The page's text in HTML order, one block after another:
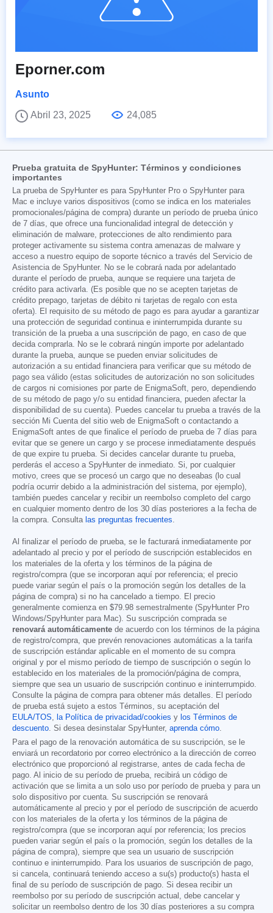
Eporner.com
Asunto
Abril 23, 2025
24,085
Prueba gratuita de SpyHunter: Términos y condiciones
importantes
La prueba de SpyHunter es para SpyHunter Pro o SpyHunter para
Mac e incluye varios dispositivos (como se indica en los materiales
promocionales/página de compra) durante un período de prueba único
de 7 días, que ofrece una funcionalidad integral de detección y
eliminación de malware, protecciones de alto rendimiento para
proteger activamente su sistema contra amenazas de malware y
acceso a nuestro equipo de soporte técnico a través del Servicio de
Asistencia de SpyHunter. No se le cobrará nada por adelantado
durante el período de prueba, aunque se requiere una tarjeta de
crédito para activarla. (Es posible que no se acepten tarjetas de
crédito prepago, tarjetas de débito ni tarjetas de regalo con esta
oferta). El requisito de su método de pago es para ayudar a garantizar
una protección de seguridad continua e ininterrumpida durante su
transición de la prueba a una suscripción de pago, en caso de que
decida comprarla. No se le cobrará ningún importe por adelantado
durante la prueba, aunque se pueden enviar solicitudes de
autorización a su entidad financiera para verificar que su método de
pago sea válido (estas solicitudes de autorización no son solicitudes
de cargos ni comisiones por parte de EnigmaSoft, pero, dependiendo
de su método de pago y/o su entidad financiera, pueden afectar la
disponibilidad de su cuenta). Puedes cancelar tu prueba a través de la
sección Mi Cuenta del sitio web de EnigmaSoft o contactando a
EnigmaSoft antes de que finalice el período de prueba de 7 días para
evitar que se genere un cargo y se procese inmediatamente después
de que expire tu prueba. Si decides cancelar durante tu prueba,
perderás el acceso a SpyHunter de inmediato. Si, por cualquier
motivo, crees que se procesó un cargo que no deseabas (lo cual
podría ocurrir debido a la administración del sistema, por ejemplo),
también puedes cancelar y recibir un reembolso completo del cargo
en cualquier momento dentro de los 30 días posteriores a la fecha de
la compra. Consulta las preguntas frecuentes.
Al finalizar el período de prueba, se le facturará inmediatamente por
adelantado al precio y por el período de suscripción establecidos en
los materiales de la oferta y los términos de la página de
registro/compra (que se incorporan aquí por referencia; el precio
puede variar según el país o la promoción según los detalles de la
página de compra) si no ha cancelado a tiempo. El precio
generalmente comienza en $79.98 semestralmente (SpyHunter Pro
Windows/SpyHunter para Mac). Su suscripción comprada se
renovará automáticamente de acuerdo con los términos de la página
de registro/compra, que prevén renovaciones automáticas a la tarifa
de suscripción estándar aplicable en el momento de su compra
original y por el mismo período de tiempo de suscripción o según lo
establecido en los materiales de la promoción/página de compra,
siempre que sea un usuario de suscripción continuo e ininterrumpido.
Consulte la página de compra para obtener más detalles. El período
de prueba está sujeto a estos Términos, su aceptación del
EULA/TOS, la Política de privacidad/cookies y los Términos de
descuento. Si desea desinstalar SpyHunter, aprenda cómo.
Para el pago de la renovación automática de su suscripción, se le
enviará un recordatorio por correo electrónico a la dirección de correo
electrónico que proporcionó al registrarse, antes de cada fecha de
pago. Al inicio de su período de prueba, recibirá un código de
activación que se limita a un solo uso por período de prueba y para un
solo dispositivo por cuenta. Su suscripción se renovará
automáticamente al precio y por el período de suscripción de acuerdo
con los materiales de la oferta y los términos de la página de
registro/compra (que se incorporan aquí por referencia; los precios
pueden variar según el país o la promoción, según los detalles de la
página de compra), siempre que sea un usuario de suscripción
continuo e ininterrumpido. Para los usuarios de suscripción de pago,
si cancela, continuará teniendo acceso a su(s) producto(s) hasta el
final de su período de suscripción de pago. Si desea recibir un
reembolso por su período de suscripción actual, debe cancelar y
solicitar un reembolso dentro de los 30 días posteriores a su compra